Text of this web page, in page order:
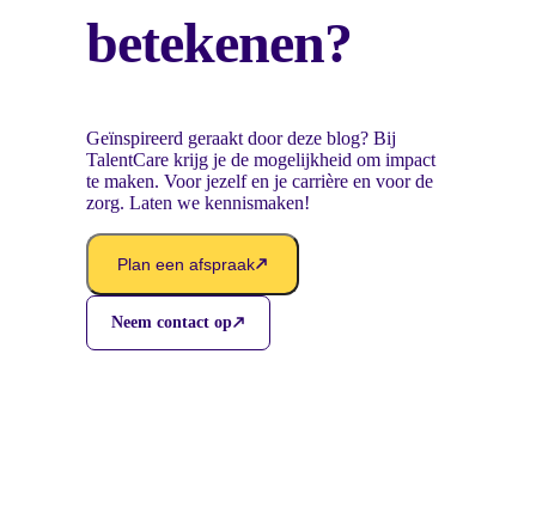
betekenen?
Geïnspireerd geraakt door deze blog? Bij
TalentCare krijg je de mogelijkheid om impact
te maken. Voor jezelf en je carrière en voor de
zorg. Laten we kennismaken!
Plan een afspraak
Neem contact op